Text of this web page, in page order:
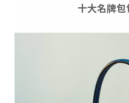
十大名牌